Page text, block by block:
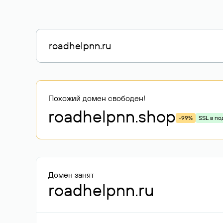
Похожий домен свободен!
roadhelpnn.shop -99% SSL в
Домен занят
roadhelpnn.ru